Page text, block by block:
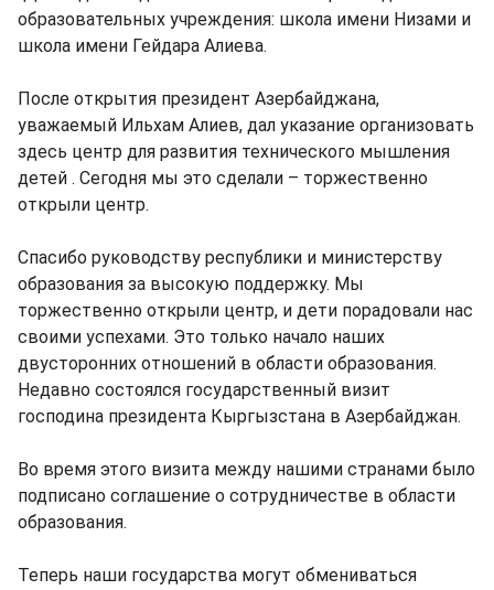
образовательных учреждения: школа имени Низами и
школа имени Гейдара Алиева.
После открытия президент Азербайджана,
уважаемый Ильхам Алиев, дал указание организовать
здесь центр для развития технического мышления
детей . Сегодня мы это сделали – торжественно
открыли центр.
Спасибо руководству республики и министерству
образования за высокую поддержку. Мы
торжественно открыли центр, и дети порадовали нас
своими успехами. Это только начало наших
двусторонних отношений в области образования.
Недавно состоялся государственный визит
господина президента Кыргызстана в Азербайджан.
Во время этого визита между нашими странами было
подписано соглашение о сотрудничестве в области
образования.
Теперь наши государства могут обмениваться